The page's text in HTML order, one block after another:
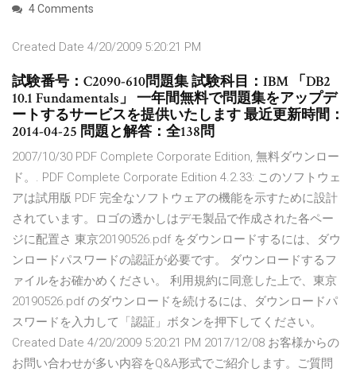
4 Comments
Created Date 4/20/2009 5:20:21 PM
試験番号：C2090-610問題集 試験科目：IBM 「DB2
10.1 Fundamentals」 一年間無料で問題集をアップデ
ートするサービスを提供いたします 最近更新時間：
2014-04-25 問題と解答：全138問
2007/10/30 PDF Complete Corporate Edition, 無料ダウンロー
ド。. PDF Complete Corporate Edition 4.2.33: このソフトウェ
アは試用版 PDF 完全なソフトウェアの機能を示すために設計
されています。ロゴの透かしはデモ製品で作成された各ペー
ジに配置さ 東京20190526.pdf をダウンロードするには、ダウ
ンロードパスワードの認証が必要です。 ダウンロードするフ
ァイルをお確かめください。 利用規約に同意した上で、東京
20190526.pdf のダウンロードを続けるには、ダウンロードパ
スワードを入力して「認証」ボタンを押下してください。
Created Date 4/20/2009 5:20:21 PM 2017/12/08 お客様からの
お問い合わせが多い内容をQ&A形式でご紹介します。ご質問